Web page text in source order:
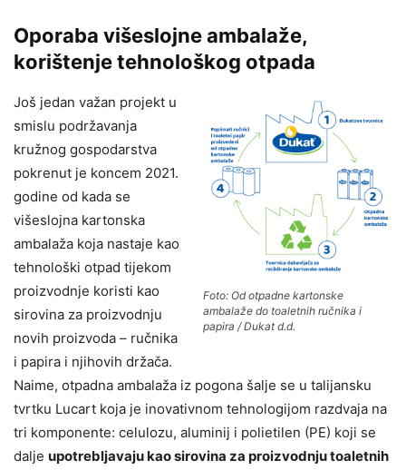
Oporaba višeslojne ambalaže,
korištenje tehnološkog otpada
Foto: Od otpadne kartonske
ambalaže do toaletnih ručnika i
papira / Dukat d.d.
Još jedan važan projekt u
smislu podržavanja
kružnog gospodarstva
pokrenut je koncem 2021.
godine od kada se
višeslojna kartonska
ambalaža koja nastaje kao
tehnološki otpad tijekom
proizvodnje koristi kao
sirovina za proizvodnju
novih proizvoda – ručnika
i papira i njihovih držača.
Naime, otpadna ambalaža iz pogona šalje se u talijansku
tvrtku Lucart koja je inovativnom tehnologijom razdvaja na
tri komponente: celulozu, aluminij i polietilen (PE) koji se
dalje upotrebljavaju kao sirovina za proizvodnju toaletnih